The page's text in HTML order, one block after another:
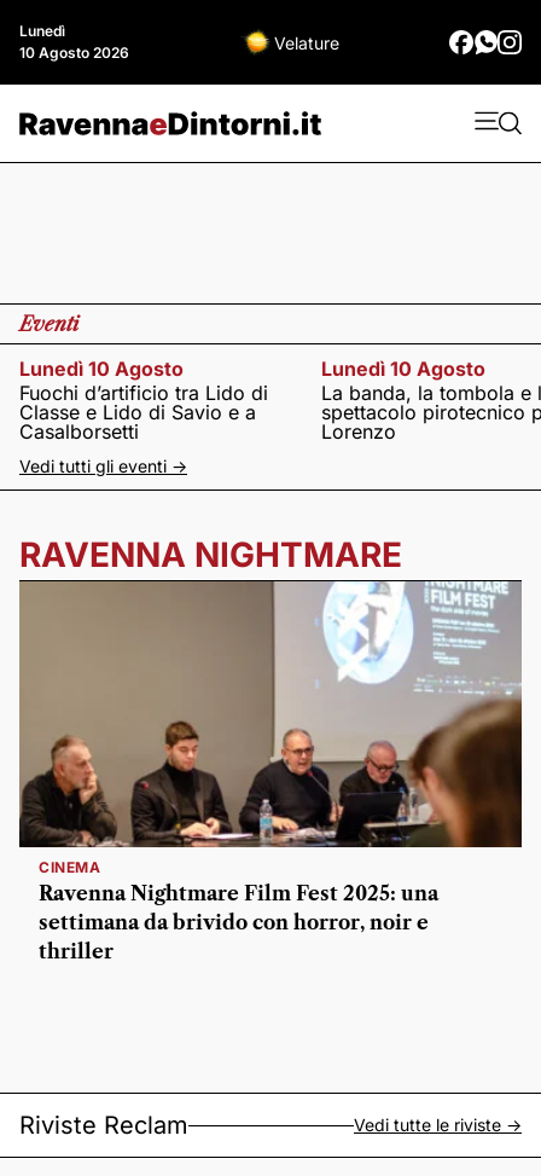
Lunedì
10 Agosto 2026
Velature
Eventi
Lunedì 10 Agosto
Fuochi d’artificio tra Lido di
Classe e Lido di Savio e a
Casalborsetti
Lunedì 10 Agosto
La banda, la tombola e
spettacolo pirotecnico
Lorenzo
Vedi tutti gli eventi ->
RAVENNA NIGHTMARE
CINEMA
Ravenna Nightmare Film Fest 2025: una
settimana da brivido con horror, noir e
thriller
Riviste Reclam Vedi tutte le riviste ->